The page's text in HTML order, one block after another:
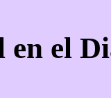
el